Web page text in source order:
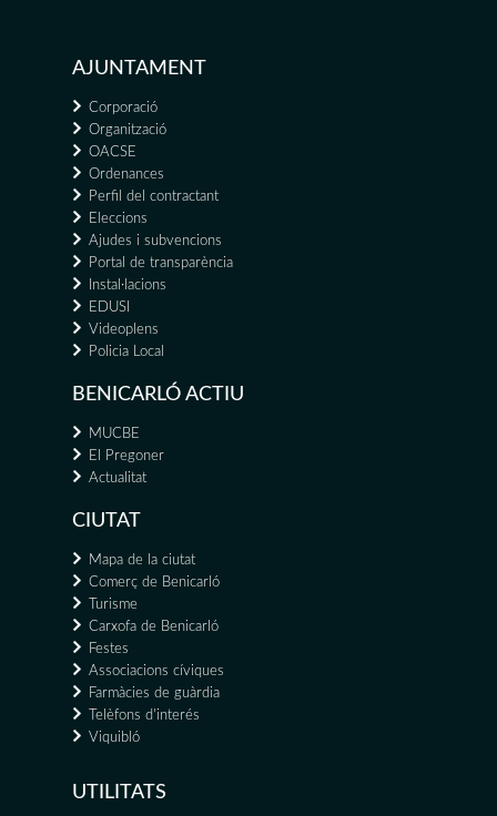
AJUNTAMENT
Corporació
Organització
OACSE
Ordenances
Perfil del contractant
Eleccions
Ajudes i subvencions
Portal de transparència
Instal·lacions
EDUSI
Videoplens
Policia Local
BENICARLÓ ACTIU
MUCBE
El Pregoner
Actualitat
CIUTAT
Mapa de la ciutat
Comerç de Benicarló
Turisme
Carxofa de Benicarló
Festes
Associacions cíviques
Farmàcies de guàrdia
Telèfons d'interés
Viquibló
UTILITATS